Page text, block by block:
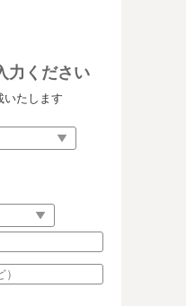
力ください
いたします